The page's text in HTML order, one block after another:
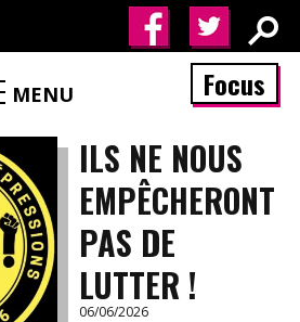
MENU Focus
ILS NE NOUS
EMPÊCHERONT
PAS DE
LUTTER !
06/06/2026